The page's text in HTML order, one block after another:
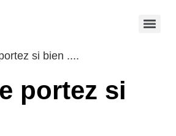
si bien ....
portez si